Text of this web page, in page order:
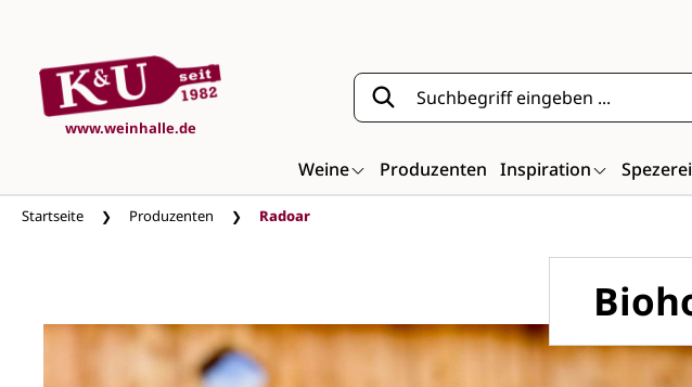
www.weinhalle.de
Weine Produzenten Inspiration
Startseite Produzenten Radoar